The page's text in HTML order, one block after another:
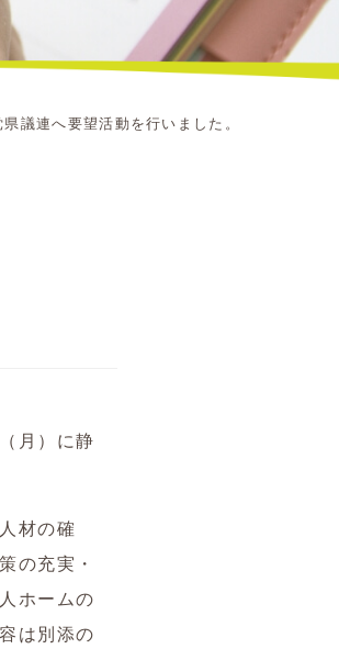
議連へ要望活動を行いました。
月）に静
材の確
の充実・
ホームの
は別添の